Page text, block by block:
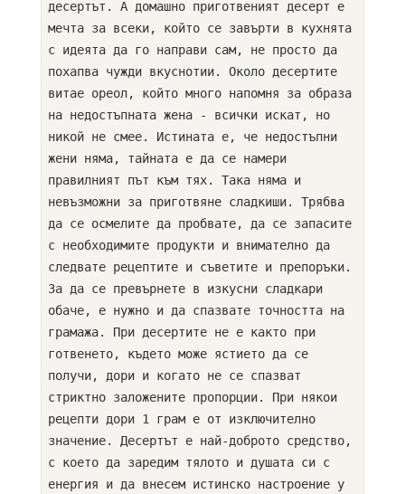
на
десерти
десертът. А домашно приготвеният десерт е
мечта за всеки, който се завърти в кухнята
с идеята да го направи сам, не просто да
похапва чужди вкуснотии. Около десертите
витае ореол, който много напомня за образа
на недостъпната жена - всички искат, но
никой не смее. Истината е, че недостъпни
жени няма, тайната е да се намери
правилният път към тях. Така няма и
невъзможни за приготвяне сладкиши. Трябва
да се осмелите да пробвате, да се запасите
с необходимите продукти и внимателно да
следвате рецептите и съветите и препоръки.
За да се превърнете в изкусни сладкари
обаче, е нужно и да спазвате точността на
грамажа. При десертите не е както при
готвенето, където може ястието да се
получи, дори и когато не се спазват
стриктно заложените пропорции. При някои
рецепти дори 1 грам е от изключително
значение. Десертът е най-доброто средство,
с което да заредим тялото и душата си с
енергия и да внесем истинско настроение у